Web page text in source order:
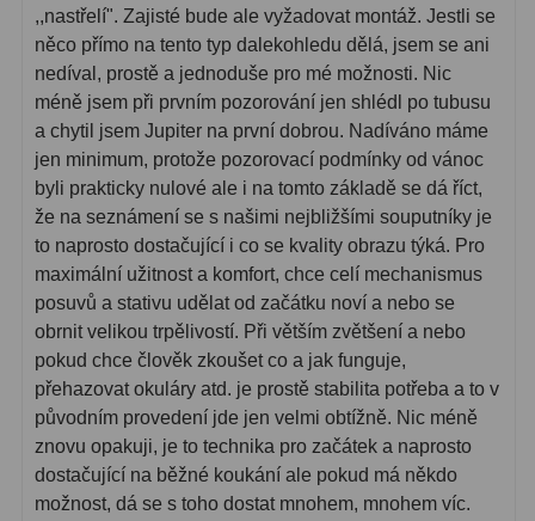
,,nastřelí". Zajisté bude ale vyžadovat montáž. Jestli se
něco přímo na tento typ dalekohledu dělá, jsem se ani
nedíval, prostě a jednoduše pro mé možnosti. Nic
méně jsem při prvním pozorování jen shlédl po tubusu
a chytil jsem Jupiter na první dobrou. Nadíváno máme
jen minimum, protože pozorovací podmínky od vánoc
byli prakticky nulové ale i na tomto základě se dá říct,
že na seznámení se s našimi nejbližšími souputníky je
to naprosto dostačující i co se kvality obrazu týká. Pro
maximální užitnost a komfort, chce celí mechanismus
posuvů a stativu udělat od začátku noví a nebo se
obrnit velikou trpělivostí. Při větším zvětšení a nebo
pokud chce člověk zkoušet co a jak funguje,
přehazovat okuláry atd. je prostě stabilita potřeba a to v
původním provedení jde jen velmi obtížně. Nic méně
znovu opakuji, je to technika pro začátek a naprosto
dostačující na běžné koukání ale pokud má někdo
možnost, dá se s toho dostat mnohem, mnohem víc.